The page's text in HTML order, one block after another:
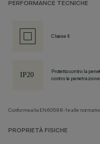
PERFORMANCE TECNICHE
Classe II
Protetto contro la
contro la
Conforme alla EN60598-1 e alle
PROPRIETÀ FISICHE